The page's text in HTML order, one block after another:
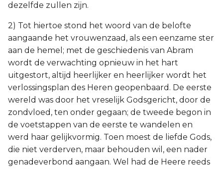
dezelfde zullen zijn.
2) Tot hiertoe stond het woord van de belofte
aangaande het vrouwenzaad, als een eenzame ster
aan de hemel; met de geschiedenis van Abram
wordt de verwachting opnieuw in het hart
uitgestort, altijd heerlijker en heerlijker wordt het
verlossingsplan des Heren geopenbaard. De eerste
wereld was door het vreselijk Godsgericht, door de
zondvloed, ten onder gegaan; de tweede begon in
de voetstappen van de eerste te wandelen en
werd haar gelijkvormig. Toen moest de liefde Gods,
die niet verderven, maar behouden wil, een nader
genadeverbond aangaan. Wel had de Heere reeds